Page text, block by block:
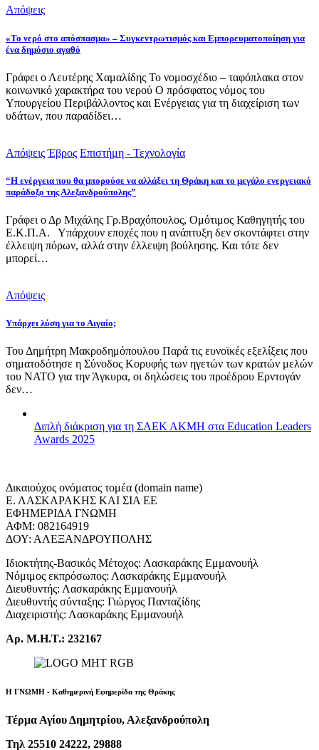
Απόψεις
«Το νερό στο απόσπασμα» – Συγκεντρωτισμός και Εμπορευματοποίηση για
ένα δημόσιο αγαθό
Γράφει ο Λευτέρης Χαμαλίδης Το νομοσχέδιο – ταφόπλακα στον
κοινωνικό χαρακτήρα του νερού Ο πρόσφατος νόμος του
Υπουργείου Περιβάλλοντος και Ενέργειας για τη διαχείριση των
υδάτων, που παραδίδει…
Απόψεις Έβρος Επιστήμη - Τεχνολογία
“Η ενέργεια που θα μπορούσε να αλλάξει τη Θράκη και το μεγάλο ενεργειακό
παράδοξο της Αλεξανδρούπολης”
Γράφει ο Δρ Μιχάλης Γρ.Βραχόπουλος, Ομότιμος Καθηγητής του
Ε.Κ.Π.Α. Υπάρχουν εποχές που η ανάπτυξη δεν σκοντάφτει στην
έλλειψη πόρων, αλλά στην έλλειψη βούλησης. Και τότε δεν
μπορεί…
Απόψεις
Υπάρχει λύση για το Αιγαίο;
Του Δημήτρη Μακροδημόπουλου Παρά τις ευνοϊκές εξελίξεις που
σηματοδότησε η Σύνοδος Κορυφής των ηγετών των κρατών μελών
του ΝΑΤΟ για την Άγκυρα, οι δηλώσεις του προέδρου Ερντογάν
δεν…
Διπλή διάκριση για τη ΣΑΕΚ ΑΚΜΗ στα Education Leaders
Awards 2025
Δικαιούχος ονόματος τομέα (domain name)
Ε. ΛΑΣΚΑΡΑΚΗΣ ΚΑΙ ΣΙΑ ΕΕ
ΕΦΗΜΕΡΙΔΑ ΓΝΩΜΗ
ΑΦΜ: 082164919
ΔΟΥ: ΑΛΕΞΑΝΔΡΟΥΠΟΛΗΣ
Ιδιοκτήτης-Βασικός Μέτοχος: Λασκαράκης Εμμανουήλ
Νόμιμος εκπρόσωπος: Λασκαράκης Εμμανουήλ
Διευθυντής: Λασκαράκης Εμμανουήλ
Διευθυντής σύνταξης: Γιώργος Πανταζίδης
Διαχειριστής: Λασκαράκης Εμμανουήλ
Αρ. Μ.Η.Τ.: 232167
Η ΓΝΩΜΗ - Καθημερινή Εφημερίδα της Θράκης
Τέρμα Αγίου Δημητρίου, Αλεξανδρούπολη
Τηλ 25510 24222, 29888